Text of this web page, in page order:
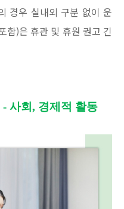
경우 실내외 구분 없이 운
함)은 휴관 및 휴원 권고 긴
- 사회, 경제적 활동